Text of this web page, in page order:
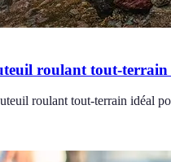
roulant tout-
roulant tout-terrain idéal